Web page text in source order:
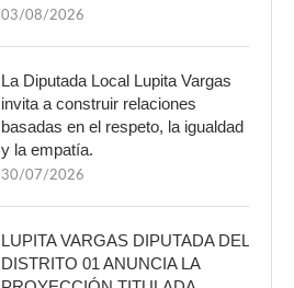
03/08/2026
La Diputada Local Lupita Vargas
invita a construir relaciones
basadas en el respeto, la igualdad
y la empatía.
30/07/2026
LUPITA VARGAS DIPUTADA DEL
DISTRITO 01 ANUNCIA LA